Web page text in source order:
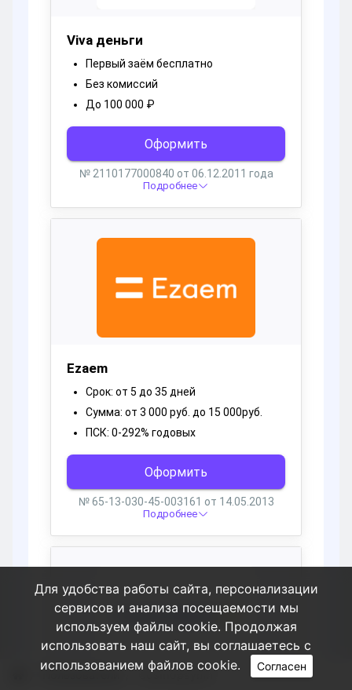
Пользователи Cosmopsymn
Для удобства работы сайта, персонализации
сервисов и анализа посещаемости мы
используем файлы cookie. Продолжая
использовать наш сайт, вы соглашаетесь с
использованием файлов cookie.
Согласен